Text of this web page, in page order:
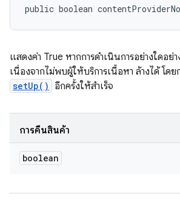
public boolean
แสดงค่า True หากการดำเนินการอย่างใดอย่
เนื่องจากไม่พบผู้ให้บริการเนื้อหา ล้างได้ โดย
setUp() อีกครั้งให้สำเร็จ
การคืนสินค้า
boolean